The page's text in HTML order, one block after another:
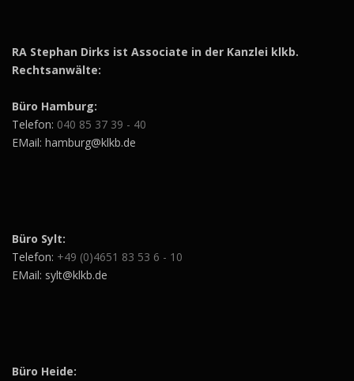
RA Stephan Dirks ist Associate in der Kanzlei klkb.
Rechtsanwälte:
Büro Hamburg:
Telefon: 040 85 37 39 - 40
EMail: hamburg@klkb.de
Büro Sylt:
Telefon: +49 (0)4651 83 53 6 - 10
EMail: sylt@klkb.de
Büro Heide: